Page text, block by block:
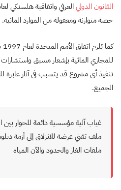
القانون الدولي
حصة متوازنة ومعقولة من الموارد المائية.
للمجاري المائية بإشعار مسبق
تنفيذ أي مشروع قد يتسبب في آثار
الجميع.
غياب آلية مؤسسية دائمة للحوار
ملف تقني عرضة للانزلاق إلى أزمة
ملفات الغاز والحدود والآن المياه